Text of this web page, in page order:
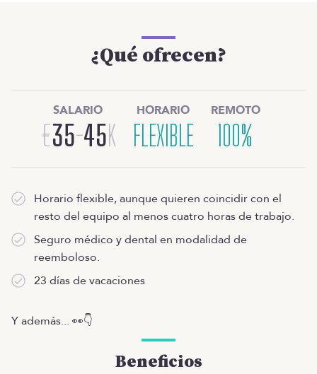
¿Qué ofrecen?
SALARIO
€35-45K
HORARIO
FLEXIBLE
REMOTO
100%
Horario flexible, aunque quieren coincidir con el
resto del equipo al menos cuatro horas de trabajo.
Seguro médico y dental en modalidad de
reemboloso.
23 días de vacaciones
Y además... 👀👇
Beneficios